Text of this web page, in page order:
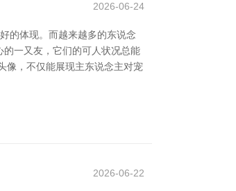
2026-06-24
的体现。而越来越多的东说念
一又友，它们的可人状况总能
像，不仅能展现主东说念主对宠
2026-06-22